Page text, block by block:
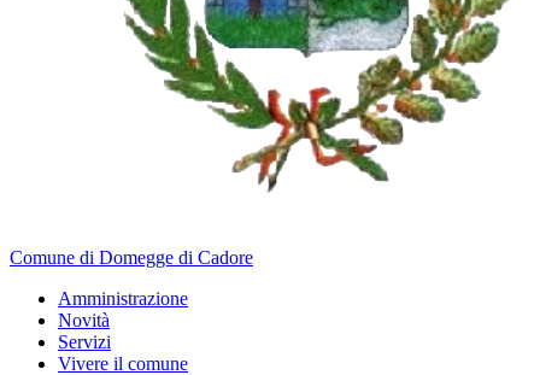
Comune di Domegge di Cadore
Amministrazione
Novità
Servizi
Vivere il comune